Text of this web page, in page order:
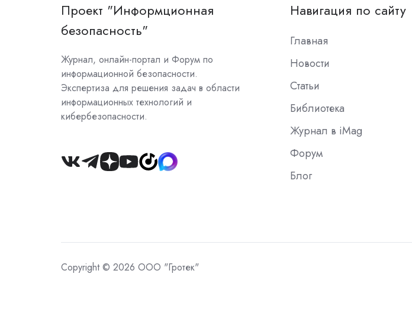
Проект "Информционная
безопасность"
Журнал, онлайн-портал и Форум по
информационной безопасности.
Экспертиза для решения задач в области
информационных технологий и
кибербезопасности.
Join
Навигация по сайту
Главная
Новости
Статьи
Библиотека
Журнал в iMag
Форум
Блог
Copyright © 2026 ООО "Гротек"